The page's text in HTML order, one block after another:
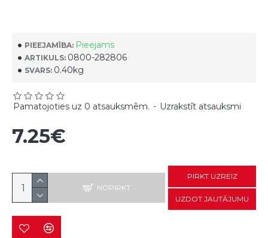
PIEEJAMĪBA: Pieejams
ARTIKULS: 0800-282806
SVARS: 0.40kg
Pamatojoties uz 0 atsauksmēm. - Uzrakstīt atsauksmi
7.25€
NOPIRKT
PIRKT UZREIZ
UZDOT JAUTĀJUMU